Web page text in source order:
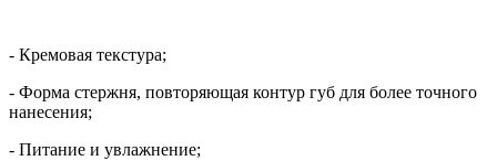
- Кремовая текстура;
- Форма стержня, повторяющая контур губ для более точного
нанесения;
- Питание и увлажнение;